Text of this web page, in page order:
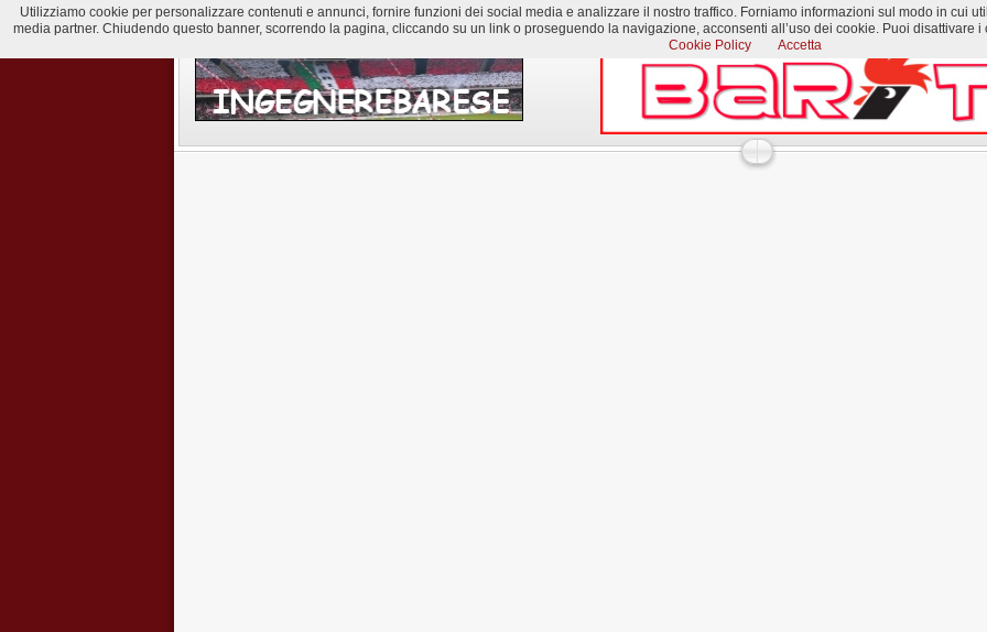
Utilizziamo cookie per personalizzare contenuti e annunci, fornire funzioni dei social media e analizzare il nostro traffico. Forniamo informazioni sul modo in cui
media partner. Chiudendo questo banner, scorrendo la pagina, cliccando su un link o proseguendo la navigazione, acconsenti all’uso dei cookie. Puoi
Cookie Policy
Accetta